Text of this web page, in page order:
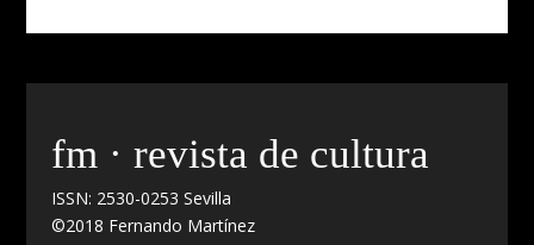
fm · revista de cultura
ISSN: 2530-0253 Sevilla
©2018 Fernando Martínez